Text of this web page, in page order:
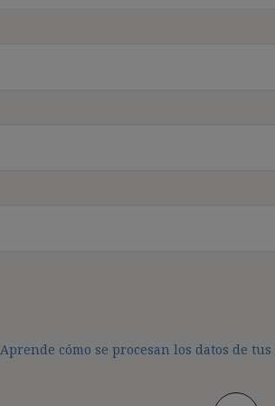
Aprende cómo se procesan los datos de